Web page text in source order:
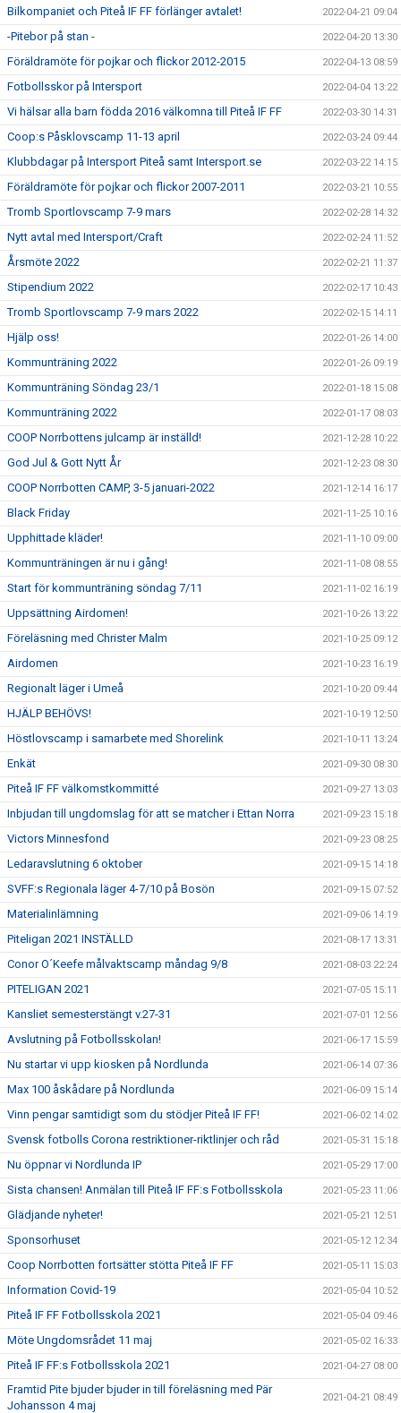
Bilkompaniet och Piteå IF FF förlänger avtalet! 2022-04-21 09:04
-Pitebor på stan - 2022-04-20 13:30
Föräldramöte för pojkar och flickor 2012-2015 2022-04-13 08:59
Fotbollsskor på Intersport 2022-04-04 13:22
Vi hälsar alla barn födda 2016 välkomna till Piteå IF FF 2022-03-30 14:31
Coop:s Påsklovscamp 11-13 april 2022-03-24 09:44
Klubbdagar på Intersport Piteå samt Intersport.se 2022-03-22 14:15
Föräldramöte för pojkar och flickor 2007-2011 2022-03-21 10:55
Tromb Sportlovscamp 7-9 mars 2022-02-28 14:32
Nytt avtal med Intersport/Craft 2022-02-24 11:52
Årsmöte 2022 2022-02-21 11:37
Stipendium 2022 2022-02-17 10:43
Tromb Sportlovscamp 7-9 mars 2022 2022-02-15 14:11
Hjälp oss! 2022-01-26 14:00
Kommunträning 2022 2022-01-26 09:19
Kommunträning Söndag 23/1 2022-01-18 15:08
Kommunträning 2022 2022-01-17 08:03
COOP Norrbottens julcamp är inställd! 2021-12-28 10:22
God Jul & Gott Nytt År 2021-12-23 08:30
COOP Norrbotten CAMP, 3-5 januari-2022 2021-12-14 16:17
Black Friday 2021-11-25 10:16
Upphittade kläder! 2021-11-10 09:00
Kommunträningen är nu i gång! 2021-11-08 08:55
Start för kommunträning söndag 7/11 2021-11-02 16:19
Uppsättning Airdomen! 2021-10-26 13:22
Föreläsning med Christer Malm 2021-10-25 09:12
Airdomen 2021-10-23 16:19
Regionalt läger i Umeå 2021-10-20 09:44
HJÄLP BEHÖVS! 2021-10-19 12:50
Höstlovscamp i samarbete med Shorelink 2021-10-11 13:24
Enkät 2021-09-30 08:30
Piteå IF FF välkomstkommitté 2021-09-27 13:03
Inbjudan till ungdomslag för att se matcher i Ettan Norra 2021-09-23 15:18
Victors Minnesfond 2021-09-23 08:25
Ledaravslutning 6 oktober 2021-09-15 14:18
SVFF:s Regionala läger 4-7/10 på Bosön 2021-09-15 07:52
Materialinlämning 2021-09-06 14:19
Piteligan 2021 INSTÄLLD 2021-08-17 13:31
Conor O´Keefe målvaktscamp måndag 9/8 2021-08-03 22:24
PITELIGAN 2021 2021-07-05 15:11
Kansliet semesterstängt v.27-31 2021-07-01 12:56
Avslutning på Fotbollsskolan! 2021-06-17 15:59
Nu startar vi upp kiosken på Nordlunda 2021-06-14 07:36
Max 100 åskådare på Nordlunda 2021-06-09 15:14
Vinn pengar samtidigt som du stödjer Piteå IF FF! 2021-06-02 14:02
Svensk fotbolls Corona restriktioner-riktlinjer och råd 2021-05-31 15:18
Nu öppnar vi Nordlunda IP 2021-05-29 17:00
Sista chansen! Anmälan till Piteå IF FF:s Fotbollsskola 2021-05-23 11:06
Glädjande nyheter! 2021-05-21 12:51
Sponsorhuset 2021-05-12 12:34
Coop Norrbotten fortsätter stötta Piteå IF FF 2021-05-11 15:03
Information Covid-19 2021-05-04 10:52
Piteå IF FF Fotbollsskola 2021 2021-05-04 09:46
Möte Ungdomsrådet 11 maj 2021-05-02 16:33
Piteå IF FF:s Fotbollsskola 2021 2021-04-27 08:00
Framtid Pite bjuder bjuder in till föreläsning med Pär
Johansson 4 maj
2021-04-21 08:49